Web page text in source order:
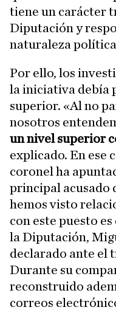
tiene un carácter
Diputación y
naturaleza
Por ello, los
la iniciativa debía
superior. «Al no
nosotros
un nivel superior
explicado. En ese
coronel ha
principal acusado
hemos visto
con este puesto
la Diputación,
declarado ante el
Durante su
reconstruido
correos